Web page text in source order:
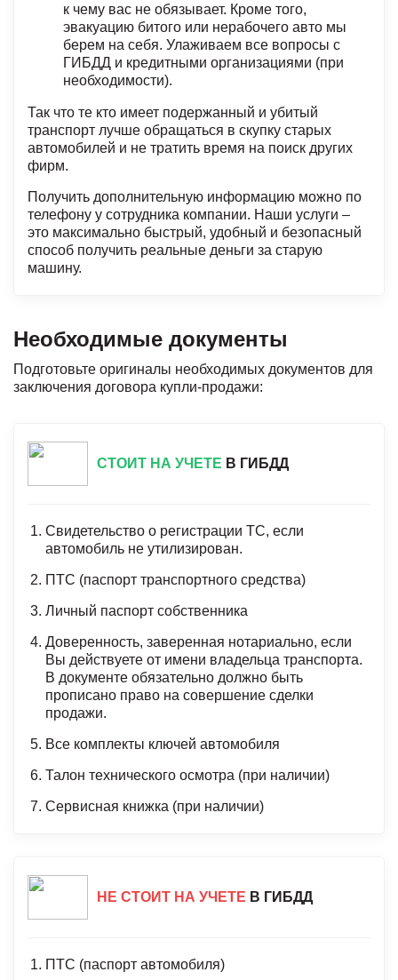
к чему вас не обязывает. Кроме того,
эвакуацию битого или нерабочего авто мы
берем на себя. Улаживаем все вопросы с
ГИБДД и кредитными организациями (при
необходимости).
Так что те кто имеет подержанный и убитый
транспорт лучше обращаться в скупку старых
автомобилей и не тратить время на поиск других
фирм.
Получить дополнительную информацию можно по
телефону у сотрудника компании. Наши услуги –
это максимально быстрый, удобный и безопасный
способ получить реальные деньги за старую
машину.
Необходимые документы
Подготовьте оригиналы необходимых документов для
заключения договора купли-продажи:
СТОИТ НА УЧЕТЕ В ГИБДД
Свидетельство о регистрации ТС, если
автомобиль не утилизирован.
ПТС (паспорт транспортного средства)
Личный паспорт собственника
Доверенность, заверенная нотариально, если
Вы действуете от имени владельца транспорта.
В документе обязательно должно быть
прописано право на совершение сделки
продажи.
Все комплекты ключей автомобиля
Талон технического осмотра (при наличии)
Сервисная книжка (при наличии)
НЕ СТОИТ НА УЧЕТЕ В ГИБДД
ПТС (паспорт автомобиля)